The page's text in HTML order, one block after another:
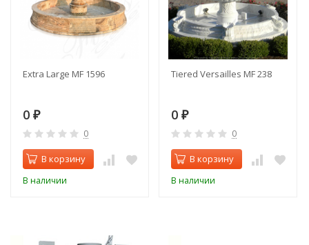
Extra Large MF 1596
0 ₽
0
В корзину
В наличии
Tiered Versailles MF 238
0 ₽
0
В корзину
В наличии